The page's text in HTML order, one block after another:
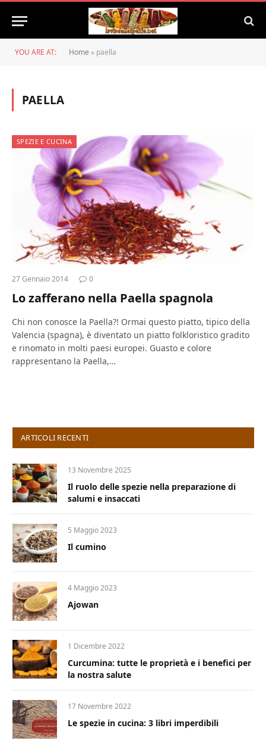
YOU ARE AT: Home » paella
PAELLA
SPEZIE E CUCINA
27 Gennaio 2014 0
Lo zafferano nella Paella spagnola
Chi non conosce la Paella?! Ormai questo piatto, tipico della
Valencia (spagna), è diventato un piatto folkloristico gradito
e rinomato in molti paesi europei. Guasto e colore
rappresentano la Paella,…
ARTICOLI RECENTI
13 Novembre 2025
Il ruolo delle spezie nella preparazione di
salumi e insaccati
5 Maggio 2023
Il cumino
4 Maggio 2023
Ajowan
1 Dicembre 2022
Curcumina: tutte le proprietà e i benefici per
la nostra salute
17 Novembre 2022
Le spezie in cucina: 3 libri imperdibili